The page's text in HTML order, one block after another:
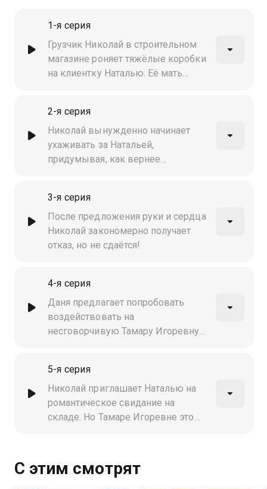
1-я серия
Грузчик Николай в строительном
магазине роняет тяжёлые коробки
на клиентку Наталью. Её мать
рождается "гениальный план"
спасения: приударить за Натальей
2-я серия
Николай вынужденно начинает
ухаживать за Натальей,
придумывая, как вернее
3-я серия
После предложения руки и сердца
Николай закономерно получает
отказ, но не сдаётся!
4-я серия
Даня предлагает попробовать
воздействовать на
несговорчивую Тамару Игоревну
5-я серия
Николай приглашает Наталью на
романтическое свидание на
складе. Но Тамаре Игоревне это
С этим смотрят